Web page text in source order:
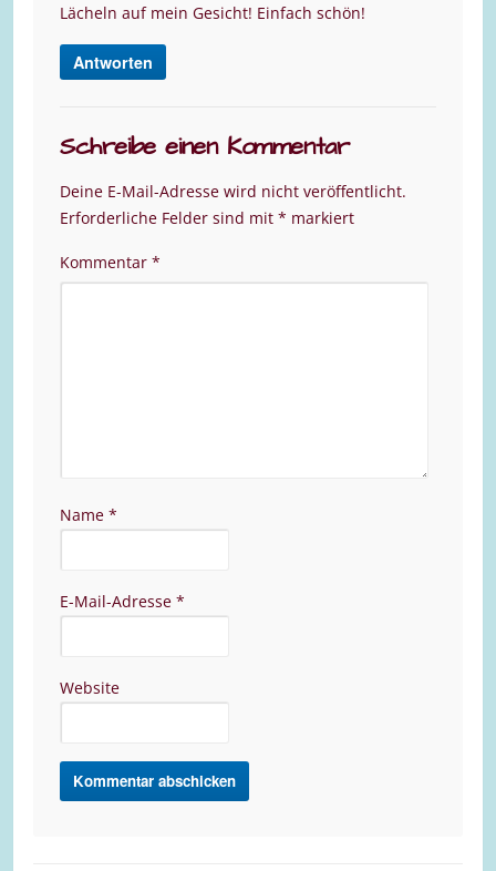
Lächeln auf mein Gesicht! Einfach schön!
Antworten
Schreibe einen Kommentar
Deine E-Mail-Adresse wird nicht veröffentlicht.
Erforderliche Felder sind mit * markiert
Kommentar *
Name *
E-Mail-Adresse *
Website